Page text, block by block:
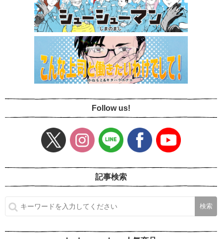
Follow us!
記事検索